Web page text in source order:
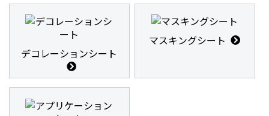
デコレーションシート
マスキングシート